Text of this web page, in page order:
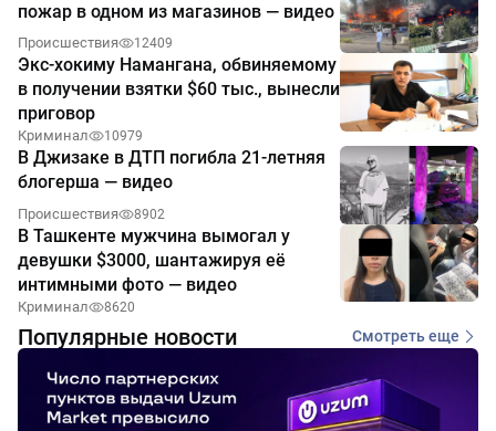
пожар в одном из магазинов — видео
Происшествия 12409
Экс-хокиму Намангана, обвиняемому
в получении взятки $60 тыс., вынесли
приговор
Криминал 10979
В Джизаке в ДТП погибла 21-летняя
блогерша — видео
Происшествия 8902
В Ташкенте мужчина вымогал у
девушки $3000, шантажируя её
интимными фото — видео
Криминал 8620
Популярные новости Смотреть еще